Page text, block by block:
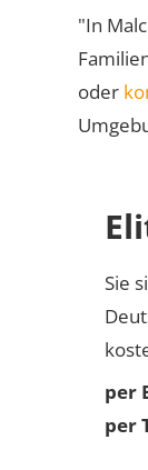
"In
oder
Sie
per
per